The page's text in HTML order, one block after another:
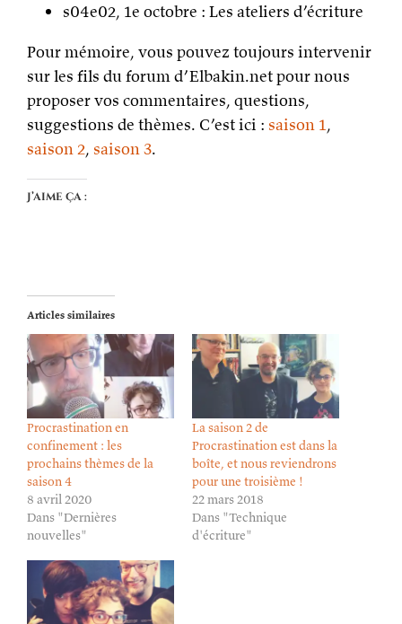
s04e02, 1e octobre : Les ateliers d’écriture
Pour mémoire, vous pouvez toujours intervenir
sur les fils du forum d’Elbakin.net pour nous
proposer vos commentaires, questions,
suggestions de thèmes. C’est ici : saison 1,
saison 2, saison 3.
J’aime ça :
Articles similaires
Procrastination en
confinement : les
prochains thèmes de la
saison 4
8 avril 2020
Dans "Dernières
nouvelles"
La saison 2 de
Procrastination est dans la
boîte, et nous reviendrons
pour une troisième !
22 mars 2018
Dans "Technique
d'écriture"